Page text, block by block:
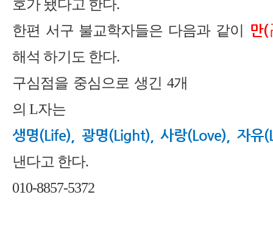
호가 됐다고 한다.
한편 서구 불교학자들은 다음과 같이
만
해석 하기도 한다.
구심점을 중심으로 생긴 4개
의 L자는
생명(Life), 광명(Light), 사랑(Love), 자유
낸다고 한다.
010-8857-5372